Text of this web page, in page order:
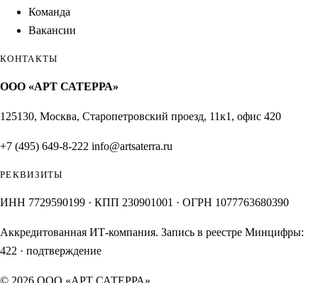
Команда
Вакансии
КОНТАКТЫ
ООО «АРТ САТЕРРА»
125130, Москва, Старопетровский проезд, 11к1, офис 420
+7 (495) 649-8-222 info@artsaterra.ru
РЕКВИЗИТЫ
ИНН 7729590199 · КПП 230901001 · ОГРН 1077763680390
Аккредитованная ИТ-компания. Запись в реестре Минцифры:
422 · подтверждение
© 2026 ООО «АРТ САТЕРРА»